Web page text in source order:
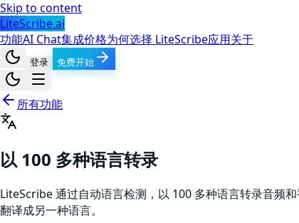
Skip to content
LiteScribe.ai
功能AI Chat集成价格为何选择 LiteScribe应用关于
登录 免费开始
所有功能
以 100 多种语言转录
LiteScribe 通过自动语言检测，以 100 多种语言转录音频
翻译成另一种语言。